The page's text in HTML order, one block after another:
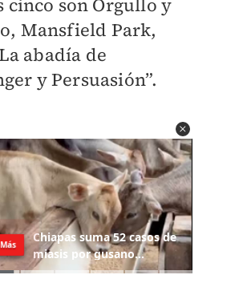
cinco son Orgullo y
Mansfield Park,
abadía de
y Persuasión”.